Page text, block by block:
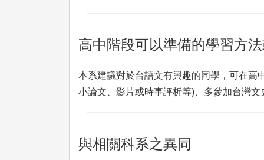
高中階段可以準備的學習方
本系建議對於台語文有興趣的同學，可在高
小論文、影片或時事評析等)、多參加台灣
與相關科系之異同